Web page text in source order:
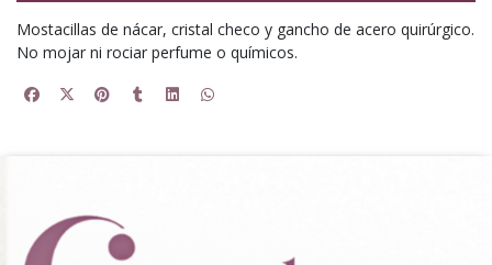
Mostacillas de nácar, cristal checo y gancho de acero quirúrgico.
No mojar ni rociar perfume o químicos.